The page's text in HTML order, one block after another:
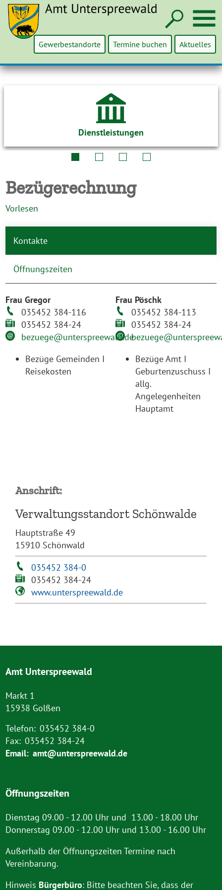
Gewerbestandorte Termine buchen Aktuelles
Dienstleistungen
Bezügerechnung
Vorlesen
Kontakte
Öffnungszeiten
Frau Gregor
035452 384-116
035452 384-24
bezuege@unterspreewald.de
Bezüge Gemeinden I
Reisekosten
Frau Pöschk
035452 384-113
035452 384-24
Bezüge Amt I
Geburtenzuschuss I
allg.
Angelegenheiten
Hauptamt
Anschrift:
Verwaltungsstandort Schönwalde
Hauptstraße 49
15910 Schönwald
035452 384-0
035452 384-24
www.unterspreewald.de
Amt Unterspreewald
Markt 1
15938 Golßen
Telefon: 035452 384-0
Fax: 035452 384-24
Email: amt@unterspreewald.de
Öffnungszeiten
Dienstag 09.00 - 12.00 Uhr und 13.00 - 18.00 Uhr
Donnerstag 09.00 - 12.00 Uhr und 13.00 - 16.00 Uhr
Außerhalb der Öffnungszeiten Termine nach
Vereinbarung.
Hinweis Bürgerbüro: Bitte beachten Sie, dass der